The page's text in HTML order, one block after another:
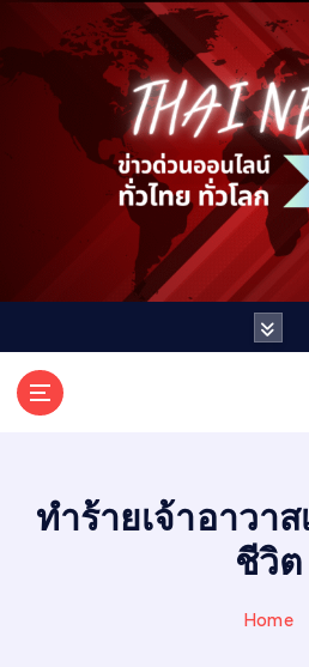
I
N
E
S
ทำร้ายเจ้าอาวา
ชีวิต
Home